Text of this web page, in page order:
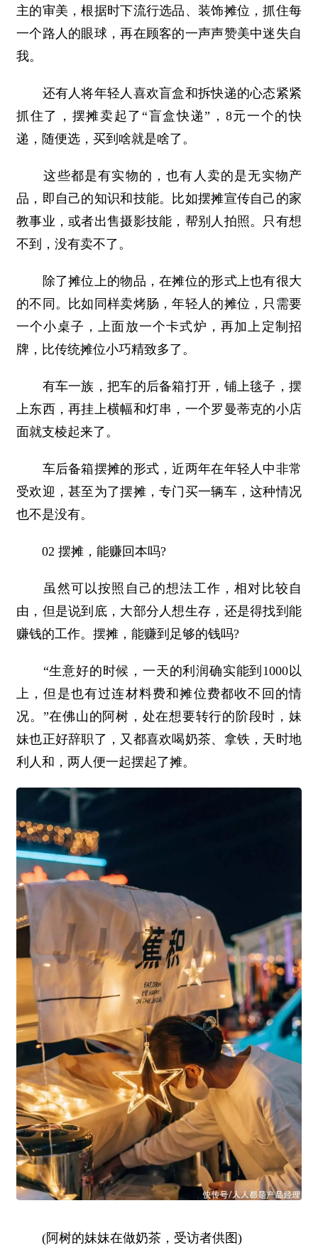
主的审美，根据时下流行选品、装饰摊位，抓住每
一个路人的眼球，再在顾客的一声声赞美中迷失自
我。
还有人将年轻人喜欢盲盒和拆快递的心态紧紧
抓住了，摆摊卖起了“盲盒快递”，8元一个的快
递，随便选，买到啥就是啥了。
这些都是有实物的，也有人卖的是无实物产
品，即自己的知识和技能。比如摆摊宣传自己的家
教事业，或者出售摄影技能，帮别人拍照。只有想
不到，没有卖不了。
除了摊位上的物品，在摊位的形式上也有很大
的不同。比如同样卖烤肠，年轻人的摊位，只需要
一个小桌子，上面放一个卡式炉，再加上定制招
牌，比传统摊位小巧精致多了。
有车一族，把车的后备箱打开，铺上毯子，摆
上东西，再挂上横幅和灯串，一个罗曼蒂克的小店
面就支棱起来了。
车后备箱摆摊的形式，近两年在年轻人中非常
受欢迎，甚至为了摆摊，专门买一辆车，这种情况
也不是没有。
02 摆摊，能赚回本吗?
虽然可以按照自己的想法工作，相对比较自
由，但是说到底，大部分人想生存，还是得找到能
赚钱的工作。摆摊，能赚到足够的钱吗?
“生意好的时候，一天的利润确实能到1000以
上，但是也有过连材料费和摊位费都收不回的情
况。”在佛山的阿树，处在想要转行的阶段时，妹
妹也正好辞职了，又都喜欢喝奶茶、拿铁，天时地
利人和，两人便一起摆起了摊。
(阿树的妹妹在做奶茶，受访者供图)